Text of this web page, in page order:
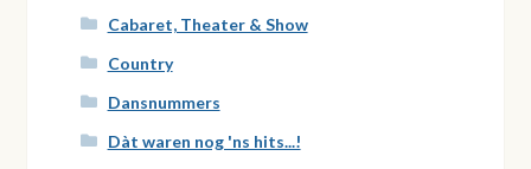
Cabaret, Theater & Show
Country
Dansnummers
Dàt waren nog 'ns hits...!